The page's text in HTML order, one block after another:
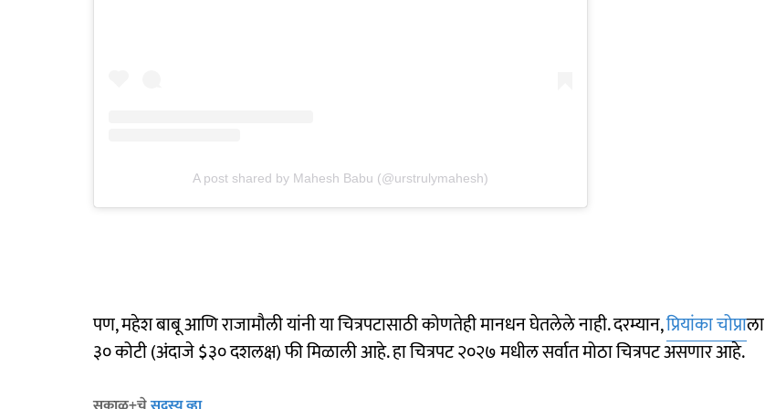
A post shared by Mahesh Babu (@urstrulymahesh)
पण, महेश बाबू आणि राजामौली यांनी या चित्रपटासाठी कोणतेही मानधन घेतलेले नाही. दरम्यान,प्रियांका चोप्राला
३० कोटी (अंदाजे $३० दशलक्ष) फी मिळाली आहे. हा चित्रपट २०२७ मधील सर्वात मोठा चित्रपट असणार आहे.